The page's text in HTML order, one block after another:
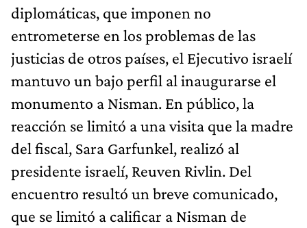
diplomáticas, que imponen no
entrometerse en los problemas de las
justicias de otros países, el Ejecutivo israelí
mantuvo un bajo perfil al inaugurarse el
monumento a Nisman. En público, la
reacción se limitó a una visita que la madre
del fiscal, Sara Garfunkel, realizó al
presidente israelí, Reuven Rivlin. Del
encuentro resultó un breve comunicado,
que se limitó a calificar a Nisman de